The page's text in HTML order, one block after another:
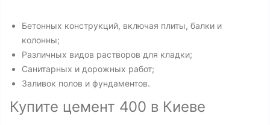
Бетонных конструкций, включая плиты, балки и
колонны;
Различных видов растворов для кладки;
Санитарных и дорожных работ;
Заливок полов и фундаментов.
Купите цемент 400 в Киеве